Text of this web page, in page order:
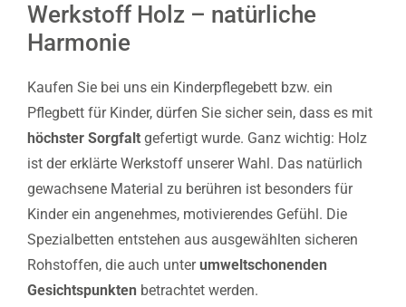
Werkstoff Holz – natürliche
Harmonie
Kaufen Sie bei uns ein Kinderpflegebett bzw. ein
Pflegbett für Kinder, dürfen Sie sicher sein, dass es mit
höchster Sorgfalt gefertigt wurde. Ganz wichtig: Holz
ist der erklärte Werkstoff unserer Wahl. Das natürlich
gewachsene Material zu berühren ist besonders für
Kinder ein angenehmes, motivierendes Gefühl. Die
Spezialbetten entstehen aus ausgewählten sicheren
Rohstoffen, die auch unterumweltschonenden
Gesichtspunkten betrachtet werden.